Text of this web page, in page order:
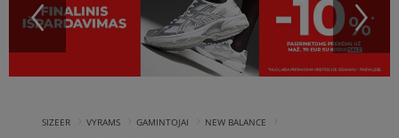
SIZEER VYRAMS GAMINTOJAI NEW BALANCE